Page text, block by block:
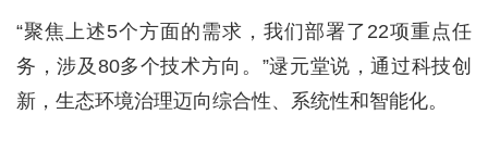
“聚焦上述5个方面的需求，我们部署了22项重点任
务，涉及80多个技术方向。”逯元堂说，通过科技创
新，生态环境治理迈向综合性、系统性和智能化。